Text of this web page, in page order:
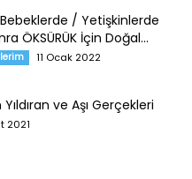
/ Yetişkinlerde
ÖKSÜRÜK İçin Doğal...
11 Ocak 2022
ve Aşı Gerçekleri
2021